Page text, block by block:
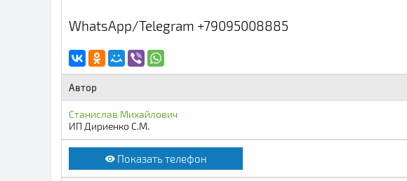
WhatsАpp/Telegram +79095008885
Автор
Станислав Михайлович
ИП Дириенко С.М.
Показать телефон